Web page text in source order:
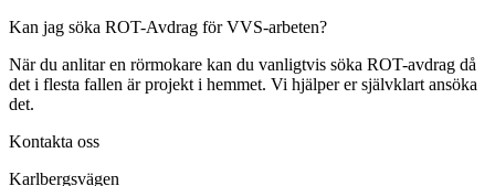
Kan jag söka ROT-Avdrag för VVS-arbeten?
När du anlitar en rörmokare kan du vanligtvis söka ROT-avdrag då
det i flesta fallen är projekt i hemmet. Vi hjälper er självklart ansöka
det.
Kontakta oss
Karlbergsvägen